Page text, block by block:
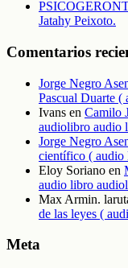
Jatahy Peixoto.
Comentarios
Jorge Negro
Pascual Duarte
Ivans en Camilo
audiolibro audio
Jorge Negro
científico (
Eloy Soriano en
audio libro
Max Armin.
de las leyes (
Meta